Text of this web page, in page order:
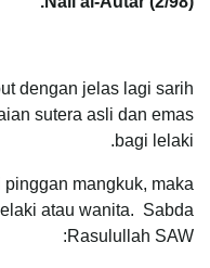
dengan jelas lagi sarih
sutera asli dan emas
bagi lelaki.
mangkuk, maka
atau wanita. Sabda
Rasulullah SAW: